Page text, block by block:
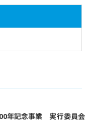
年記念事業 実行委員会